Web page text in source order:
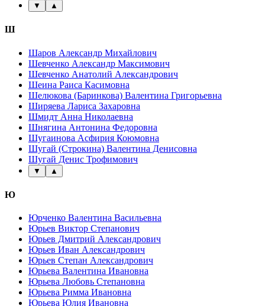
▼ ▲
Ш
Шаров Александр Михайлович
Шевченко Александр Максимович
Шевченко Анатолий Александрович
Шеина Раиса Касимовна
Шелюкова (Баринкова) Валентина Григорьевна
Ширяева Лариса Захаровна
Шмидт Анна Николаевна
Шнягина Антонина Федоровна
Шугаинова Асфирия Коюмовна
Шугай (Строкина) Валентина Денисовна
Шугай Денис Трофимович
▼ ▲
Ю
Юрченко Валентина Васильевна
Юрьев Виктор Степанович
Юрьев Дмитрий Александрович
Юрьев Иван Александрович
Юрьев Степан Александрович
Юрьева Валентина Ивановна
Юрьева Любовь Степановна
Юрьева Римма Ивановна
Юрьева Юлия Ивановна